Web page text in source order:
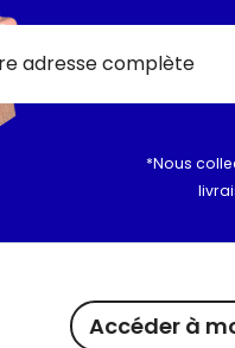
*Nous
Accéder à